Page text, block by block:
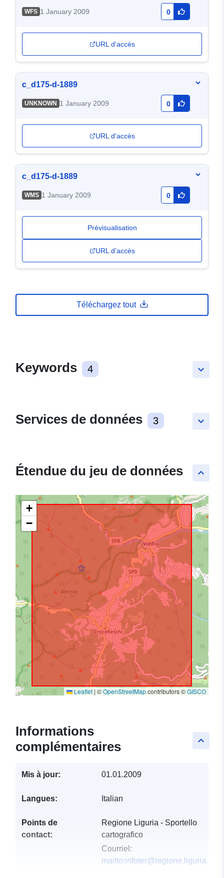
WFS 1 January 2009 0
URL d'accès
c_d175-d-1889
UNKNOWN 1 January 2009 0
URL d'accès
c_d175-d-1889
WMS 1 January 2009 0
Prévisualisation
URL d'accès
Téléchargez tout
keyboard_arrow_down
Keywords 4
keyboard_arrow_down
Services de données 3
keyboard_arrow_up
Étendue du jeu de données
+
−
Leaflet | ©OpenStreetMapcontributors ©GISCO
keyboard_arrow_up
Informations
complémentaires
Mis à jour: 01.01.2009
Langues: Italian
Points de
contact:
Regione Liguria - Sportello
cartografico
Courriel:
mailto:infoter@regione.liguria.it